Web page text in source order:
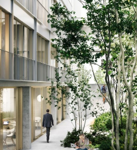
04/26
INAUGURATION ZANNIER
Après six ans de présence sur le projet de
Bendor dans le Var, don...[...]